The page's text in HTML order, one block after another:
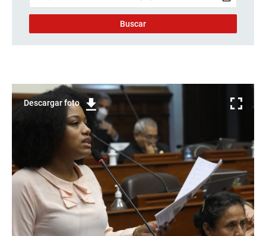
Descargar foto